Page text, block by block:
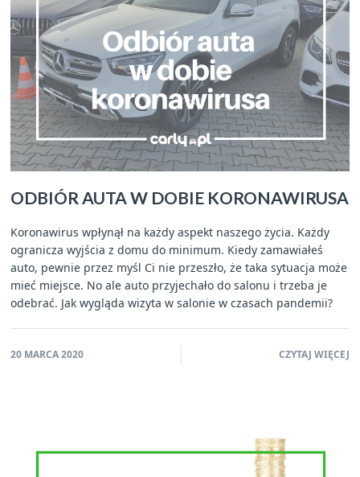
ODBIÓR AUTA W DOBIE KORONAWIRUSA
Koronawirus wpłynął na każdy aspekt naszego życia. Każdy
ogranicza wyjścia z domu do minimum. Kiedy zamawiałeś
auto, pewnie przez myśl Ci nie przeszło, że taka sytuacja może
mieć miejsce. No ale auto przyjechało do salonu i trzeba je
odebrać. Jak wygląda wizyta w salonie w czasach pandemii?
20 MARCA 2020 CZYTAJ WIĘCEJ